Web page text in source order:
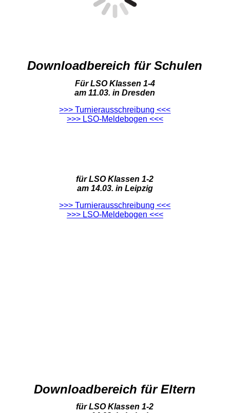
Downloadbereich für Schulen
Für LSO Klassen 1-4
am 11.03. in Dresden
>>> Turnierausschreibung <<<
>>> LSO-Meldebogen <<<
für LSO Klassen 1-2
am 14.03. in Leipzig
>>> Turnierausschreibung <<<
>>> LSO-Meldebogen <<<
Downloadbereich für Eltern
für LSO Klassen 1-2